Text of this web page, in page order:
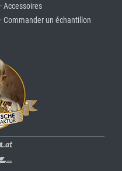
· Accessoires
· Commander un échantillon